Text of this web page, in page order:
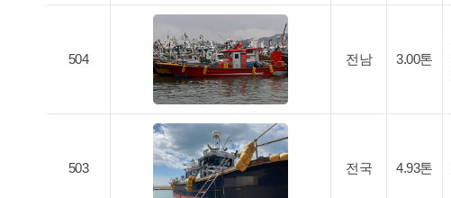
504 전남 3.00톤
503 전국 4.93톤